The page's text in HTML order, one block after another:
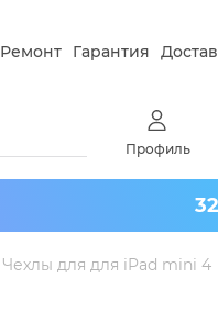
Ремонт Гарантия
Профиль
Чехлы для для iPad mini 4